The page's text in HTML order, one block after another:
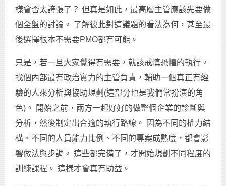
樣會否太誇張了？ 但真是如此，最高層主管應該先要做
個全盤的討論。 了解彼此對這議題的看法為何，甚至最
後選擇根本不需要PMO都有可能。
只是，若一旦大家覺得有需要，就該戒慎恐懼的執行。
找個內部最有政治實力的主管負責，輔助一個真正有經
驗的人來分析與協助規劃(這部分也是我們常扮演的角
色)。 開始之前，兩方一起好好的做整個企業的診斷與
分析，然後制定出合適的執行路線。 因為不同的權力結
構、不同的人員能力比例、不同的專案成熟度，都會影
響做法與步調。 這些都完備了，才開始規劃不同程度的
訓練課程。 這樣才會真有助益。